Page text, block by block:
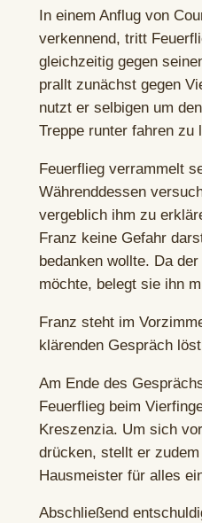
In einem Anflug von
verkennend, tritt
gleichzeitig gegen
prallt zunächst gegen
nutzt er selbigen um
Treppe runter fahren zu
Feuerflieg verrammelt
Währenddessen
vergeblich ihm zu
Franz keine Gefahr
bedanken wollte. Da
möchte, belegt sie ihn
Franz steht im
klärenden Gespräch
Am Ende des
Feuerflieg beim
Kreszenzia. Um sich
drücken, stellt er
Hausmeister für alles
Abschließend